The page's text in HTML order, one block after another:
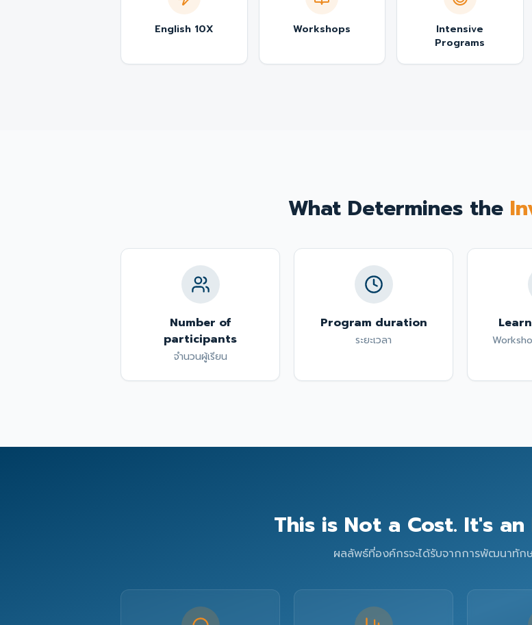
English 10X Workshops
Intensive
Programs
What Determines the
Number of
participants
จำนวนผู้เรียน
Program duration
ระยะเวลา
This is Not a Cost. It's an
ผลลัพธ์ที่องค์กรจะได้รับจากการพัฒนาทัก